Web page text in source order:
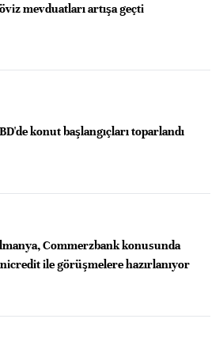
mevduatları artışa geçti
konut başlangıçları toparlandı
Commerzbank konusunda
ile görüşmelere hazırlanıyor